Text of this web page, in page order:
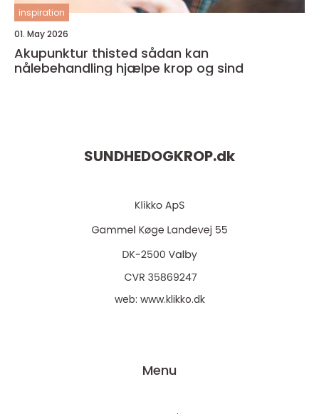
inspiration
01. May 2026
Akupunktur thisted sådan kan
nålebehandling hjælpe krop og sind
SUNDHEDOGKROP.dk
web: www.klikko.dk
Menu